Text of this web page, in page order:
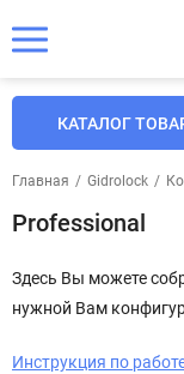
КАТАЛОГ
Главная / Gidrolock /
Professional
Здесь Вы можете
нужной Вам
Инструкция по